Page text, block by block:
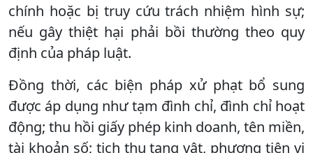
chính hoặc bị truy cứu trách nhiệm hình sự;
nếu gây thiệt hại phải bồi thường theo quy
định của pháp luật.
Đồng thời, các biện pháp xử phạt bổ sung
được áp dụng như tạm đình chỉ, đình chỉ hoạt
động; thu hồi giấy phép kinh doanh, tên miền,
tài khoản số; tịch thu tang vật, phương tiện vi